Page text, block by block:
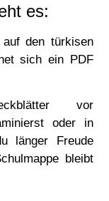
es:
den türkisen
sich ein PDF
vor
oder in
länger Freude
bleibt